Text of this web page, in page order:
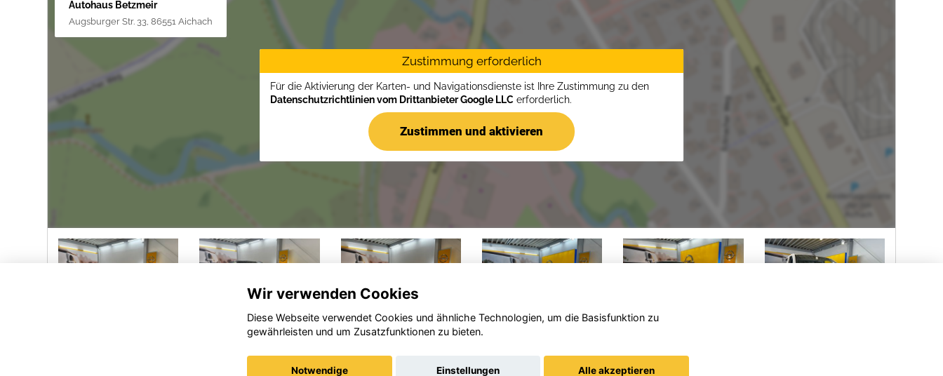
Autohaus Betzmeir
Augsburger Str. 33, 86551 Aichach
Zustimmung erforderlich
Für die Aktivierung der Karten- und Navigationsdienste ist Ihre Zustimmung zu den
Datenschutzrichtlinien vom Drittanbieter Google LLC erforderlich.
Zustimmen und aktivieren
Corsa
Frontera
Mokka-e
Vivaro
Wir verwenden Cookies
Diese Webseite verwendet Cookies und ähnliche Technologien, um die Basisfunktion zu
gewährleisten und um Zusatzfunktionen zu bieten.
Notwendige Einstellungen Alle akzeptieren